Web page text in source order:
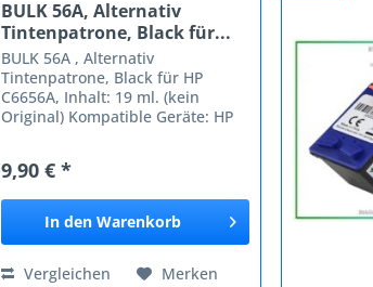
BULK 56A, Alternativ
Tintenpatrone, Black für...
BULK 56A , Alternativ
Tintenpatrone, Black für HP
C6656A, Inhalt: 19 ml. (kein
Original) Kompatible Geräte: HP
WBT DeskJet 5100 Series DeskJet
5145 DeskJet 5150 DeskJet 5150
9,90 € *
In den Warenkorb
Vergleichen Merken